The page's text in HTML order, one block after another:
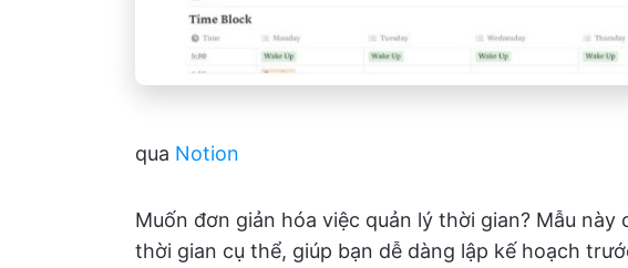
qua Notion
Muốn đơn giản hóa việc quản lý thời gian? Mẫu
thời gian cụ thể, giúp bạn dễ dàng lập kế hoạch